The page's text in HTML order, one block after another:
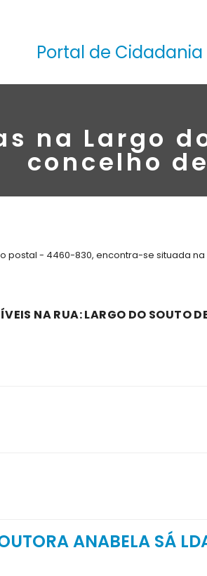
Portal de Cidadania
na Largo
concelho
postal - 4460-830, encontra-se situada
NA RUA: LARGO DO SOUTO
ANABELA SÁ